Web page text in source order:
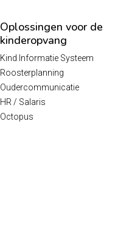
Oplossingen voor de
kinderopvang
Kind Informatie Systeem
Roosterplanning
Oudercommunicatie
HR / Salaris
Octopus